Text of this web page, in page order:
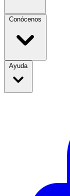
Conócenos
Ayuda